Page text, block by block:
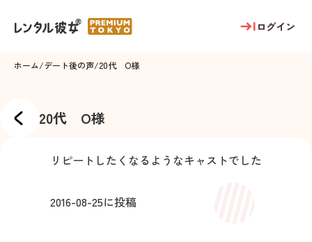
ログイン
ホーム/デート後の声/20代 O様
20代 O様
リピートしたくなるようなキャストでした
2016-08-25に投稿